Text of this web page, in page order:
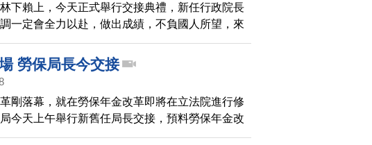
下賴上，今天正式舉行交接典禮，新任行政院長
一定會全力以赴，做出成績，不負國人所望，來
。
勞保局長今交接
剛落幕，就在勞保年金改革即將在立法院進行修
今天上午舉行新舊任局長交接，預料勞保年金改
第一個挑戰。